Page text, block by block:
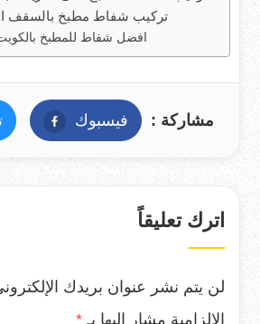
تركيب شفاط مطبخ بالسقف
مشاركة : فيسبوك
اترك تعليقاً
لن يتم نشر عنوان بريدك
الإلزامية مشار إليها بـ *